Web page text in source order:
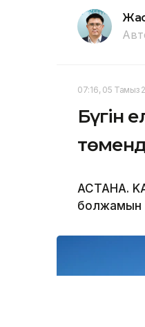
07:16, 05 Тамыз
Бүгін
АСТАНА.
болжамын